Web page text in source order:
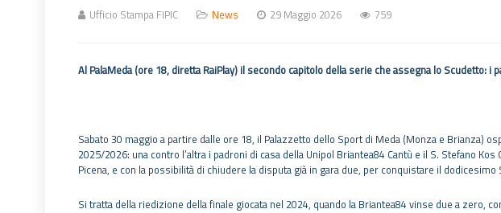
Ufficio Stampa FIPIC News 29 Maggio 2026 759
Al PalaMeda (ore 18, diretta RaiPlay) il secondo capitolo della serie che assegna lo Scudetto: i
Sabato 30 maggio a partire dalle ore 18, il Palazzetto dello Sport di Meda (Monza e Brianza)
2025/2026: una contro l’altra i padroni di casa della Unipol Briantea84 Cantù e il S. Stefano
Picena, e con la possibilità di chiudere la disputa già in gara due, per conquistare il
Si tratta della riedizione della finale giocata nel 2024, quando la Briantea84 vinse due a zero,